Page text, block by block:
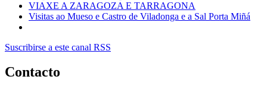
VIAXE A ZARAGOZA E TARRAGONA
Visitas ao Mueso e Castro de Viladonga e a Sal Porta Miñá
Suscribirse a este canal RSS
Contacto